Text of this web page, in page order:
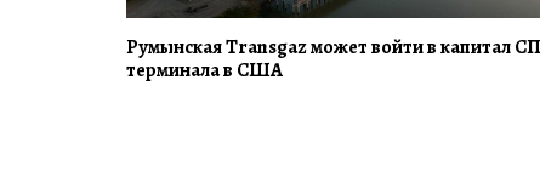
Румынская Transgaz может войти в капитал
терминала в США